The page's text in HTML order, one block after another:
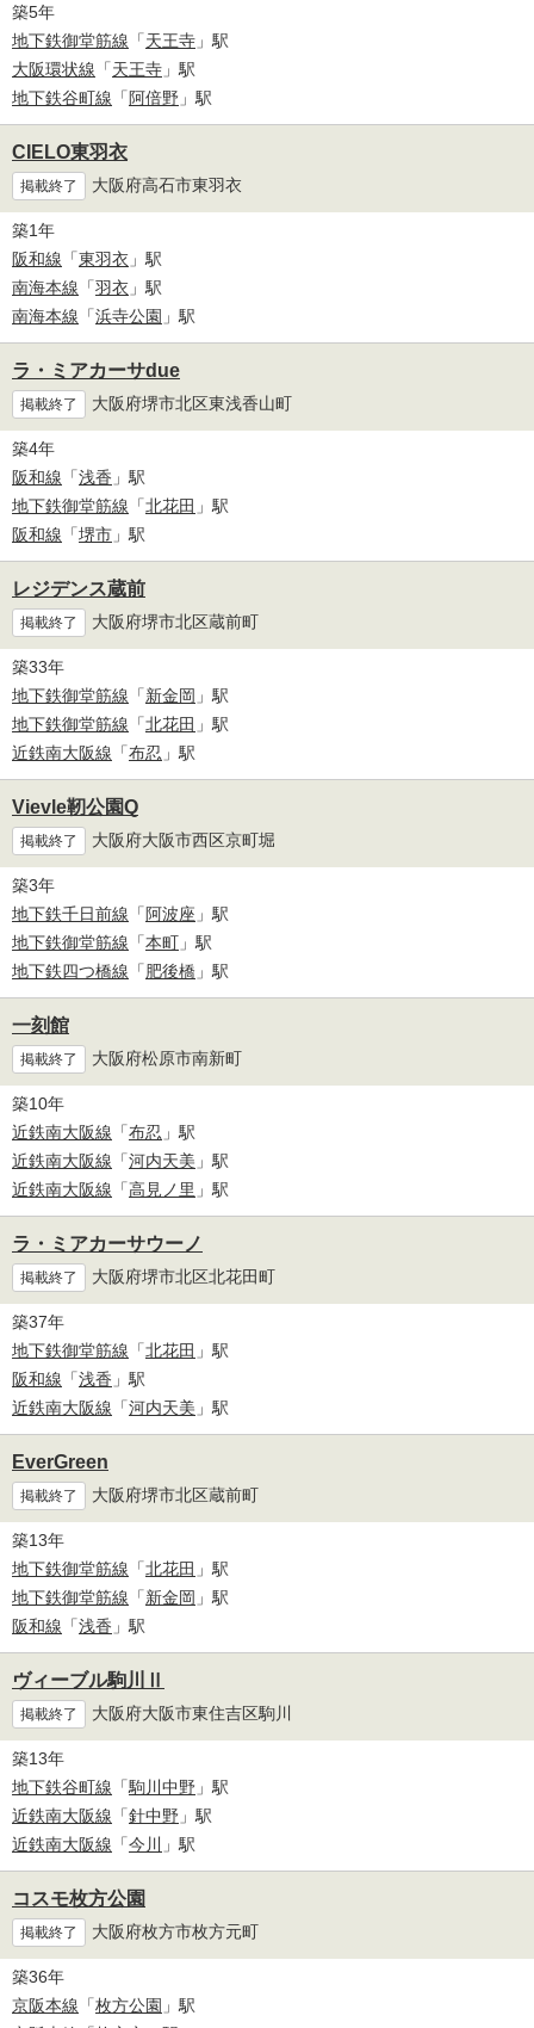
築5年
地下鉄御堂筋線 「天王寺 」駅
大阪環状線 「天王寺 」駅
地下鉄谷町線 「 阿倍野 」駅
CIELO東羽衣
掲載終了 大阪府高石市東羽衣
築1年
阪和線 「東羽衣 」駅
南海本線 「羽衣 」駅
南海本線 「浜寺公園 」駅
ラ・ミアカーサdue
掲載終了 大阪府堺市北区東浅香山町
築4年
阪和線 「浅香 」駅
地下鉄御堂筋線 「北花田 」駅
阪和線 「堺市 」駅
レジデンス蔵前
掲載終了 大阪府堺市北区蔵前町
築33年
地下鉄御堂筋線 「新金岡 」駅
地下鉄御堂筋線 「北花田 」駅
近鉄南大阪線 「布忍 」駅
Vievle靭公園Q
掲載終了 大阪府大阪市西区京町堀
築3年
地下鉄千日前線 「 阿波座 」駅
地下鉄御堂筋線 「本町 」駅
地下鉄四つ橋線 「 肥後橋 」駅
一刻館
掲載終了 大阪府松原市南新町
築10年
近鉄南大阪線 「布忍 」駅
近鉄南大阪線 「河内天美 」駅
近鉄南大阪線 「高見ノ里 」駅
ラ・ミアカーサウーノ
掲載終了 大阪府堺市北区北花田町
築37年
地下鉄御堂筋線 「北花田 」駅
阪和線 「浅香 」駅
近鉄南大阪線 「河内天美 」駅
EverGreen
掲載終了 大阪府堺市北区蔵前町
築13年
地下鉄御堂筋線 「北花田 」駅
地下鉄御堂筋線 「新金岡 」駅
阪和線 「浅香 」駅
ヴィーブル駒川Ⅱ
掲載終了 大阪府大阪市東住吉区駒川
築13年
地下鉄谷町線 「駒川中野 」駅
近鉄南大阪線 「針中野 」駅
近鉄南大阪線 「今川 」駅
コスモ枚方公園
掲載終了 大阪府枚方市枚方元町
築36年
京阪本線 「枚方公園 」駅